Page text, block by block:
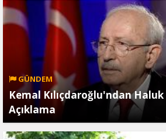
GÜNDEM
Kemal Kılıçdaroğlu'ndan
Açıklama